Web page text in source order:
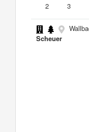
2
3
Scheuer